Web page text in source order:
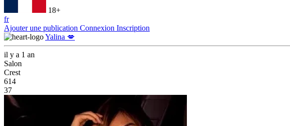
18+
fr
Ajouter une publication Connexion Inscription
Yalina 💋
il y a 1 an
Salon
Crest
614
37